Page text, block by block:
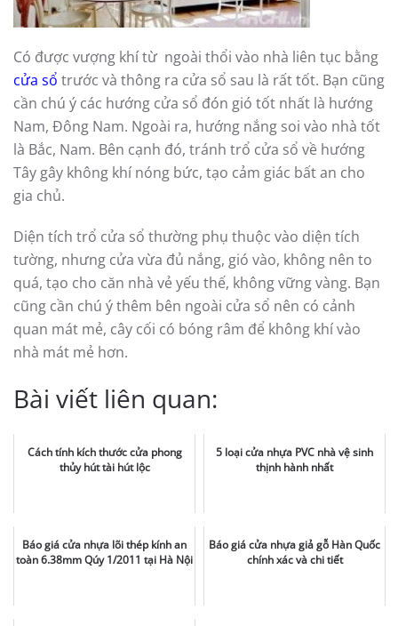
Có được vượng khí từ ngoài thổi vào nhà liên tục bằng
cửa sổ trước và thông ra cửa sổ sau là rất tốt. Bạn cũng
cần chú ý các hướng cửa sổ đón gió tốt nhất là hướng
Nam, Đông Nam. Ngoài ra, hướng nắng soi vào nhà tốt
là Bắc, Nam. Bên cạnh đó, tránh trổ cửa sổ về hướng
Tây gây không khí nóng bức, tạo cảm giác bất an cho
gia chủ.
Diện tích trổ cửa sổ thường phụ thuộc vào diện tích
tường, nhưng cửa vừa đủ nắng, gió vào, không nên to
quá, tạo cho căn nhà vẻ yếu thế, không vững vàng. Bạn
cũng cần chú ý thêm bên ngoài cửa sổ nên có cảnh
quan mát mẻ, cây cối có bóng râm để không khí vào
nhà mát mẻ hơn.
Bài viết liên quan:
Cách tính kích thước cửa phong
thủy hút tài hút lộc
5 loại cửa nhựa PVC nhà vệ sinh
thịnh hành nhất
Báo giá cửa nhựa lõi thép kính an
toàn 6.38mm Qúy 1/2011 tại Hà Nội
Báo giá cửa nhựa giả gỗ Hàn Quốc
chính xác và chi tiết